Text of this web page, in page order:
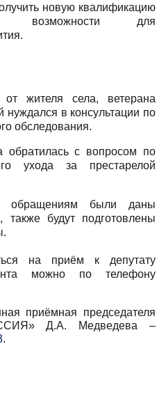
новую квалификацию
возможности для
жителя села, ветерана
нуждался в консультации по
обследования.
обратилась с вопросом по
ухода за престарелой
обращениям были даны
также будут подготовлены
на приём к депутату
можно по телефону
приёмная председателя
Д.А. Медведева –
.